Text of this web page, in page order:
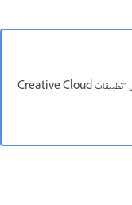
يمكن أن تؤدي إعادة تعيين ملف hosts أيضًا إلى حل أخطاء مثل "تطبيقات Creative Cloud